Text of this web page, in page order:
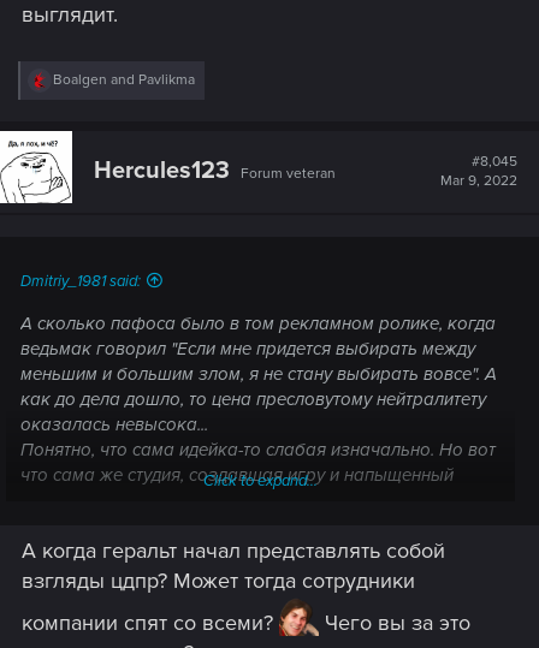
выглядит.
R
c
t
i
o
Boalgen and Pavlikma
Hercules123 Forum veteran
#8,045
Mar 9, 2022
Dmitriy_1981 said:
А сколько пафоса было в том рекламном ролике, когда
ведьмак говорил "Если мне придется выбирать между
меньшим и большим злом, я не стану выбирать вовсе". А
как до дела дошло, то цена пресловутому нейтралитету
оказалась невысока...
Понятно, что сама идейка-то слабая изначально. Но вот
что сама же студия, создавшая игру и напыщенный
выглядит.
Click to expand...
А когда геральт начал представлять собой
взгляды цдпр? Может тогда сотрудники
компании спят со всеми?
Чего вы за это